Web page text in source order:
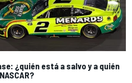
¿quién está a salvo y a quién